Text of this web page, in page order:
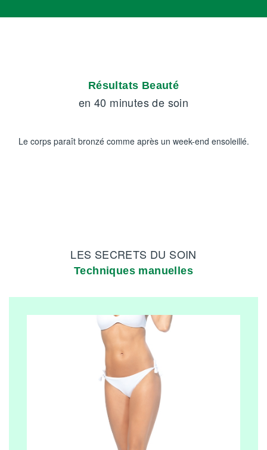
Résultats Beauté
en 40 minutes de soin
Le corps paraît bronzé comme après un week-end ensoleillé.
LES SECRETS DU SOIN
Techniques manuelles